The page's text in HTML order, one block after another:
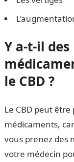
Y a-t-il
le CBD ?
Le CBD peut
médicaments,
vous prenez des
votre médecin